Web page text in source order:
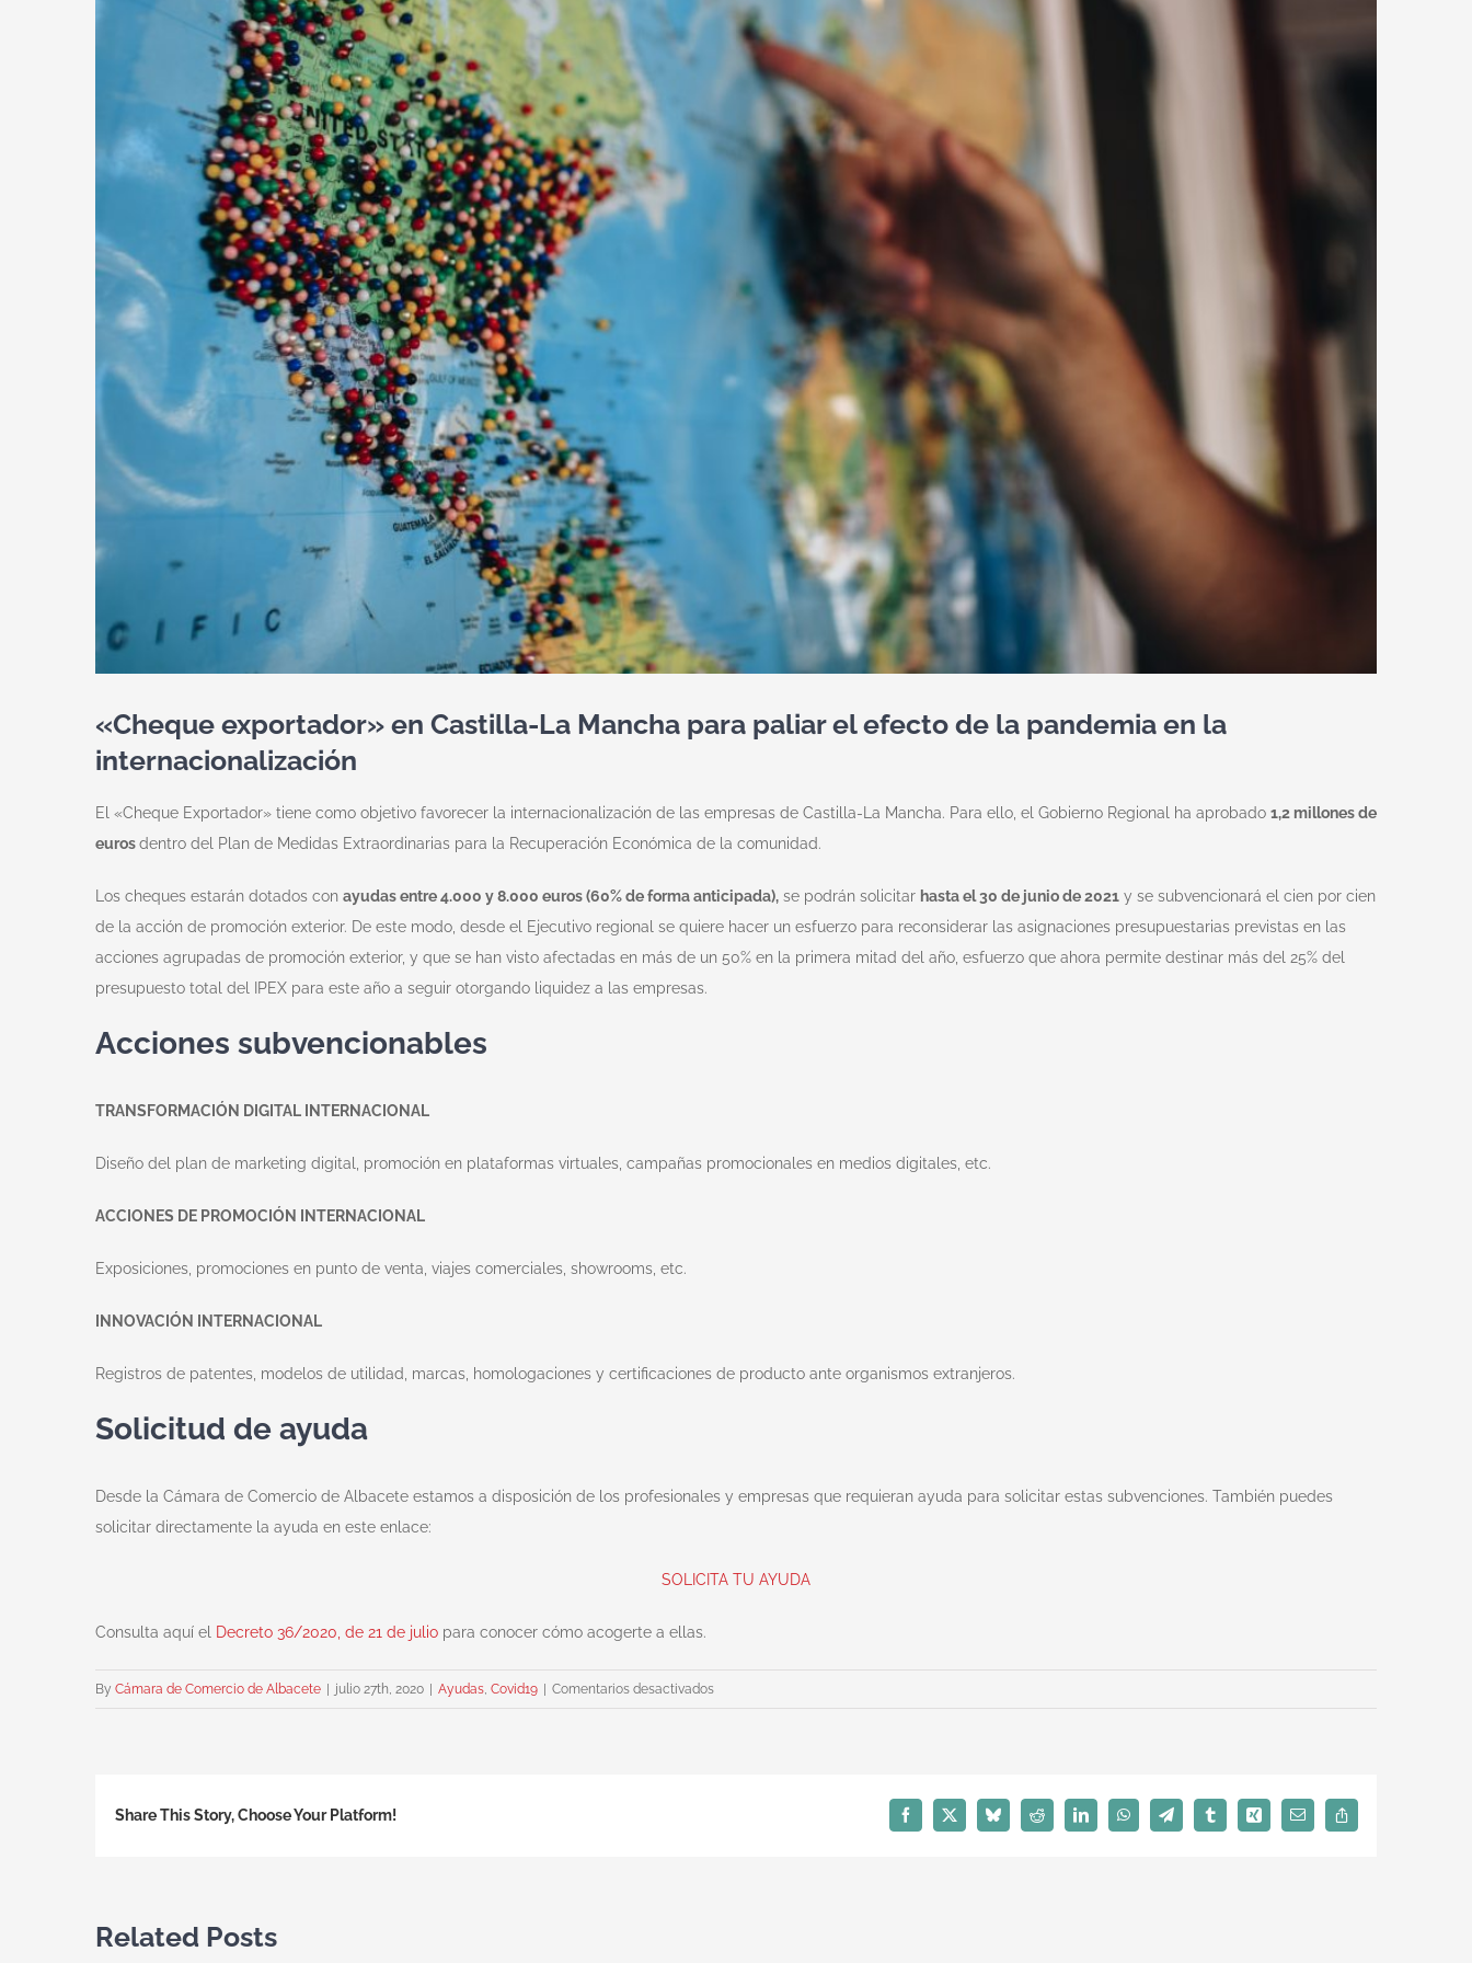
«Cheque exportador» en Castilla-La Mancha para paliar el efecto de la pandemia en la
internacionalización
El «Cheque Exportador» tiene como objetivo favorecer la internacionalización de las empresas de Castilla-La Mancha. Para ello, el Gobierno Regional ha aprobado 1,2 millones de
eurosdentro del Plan de Medidas Extraordinarias para la Recuperación Económica de la comunidad.
Los cheques estarán dotados con ayudas entre 4.000 y 8.000 euros (60% de forma anticipada), se podrán solicitar hasta el 30 de junio de 2021 y se subvencionará el cien por cien
de la acción de promoción exterior. De este modo, desde el Ejecutivo regional se quiere hacer un esfuerzo para reconsiderar las asignaciones presupuestarias previstas en las
acciones agrupadas de promoción exterior, y que se han visto afectadas en más de un 50% en la primera mitad del año, esfuerzo que ahora permite destinar más del 25% del
presupuesto total del IPEX para este año a seguir otorgando liquidez a las empresas.
Acciones subvencionables
TRANSFORMACIÓN DIGITAL INTERNACIONAL
Diseño del plan de marketing digital, promoción en plataformas virtuales, campañas promocionales en medios digitales, etc.
ACCIONES DE PROMOCIÓN INTERNACIONAL
Exposiciones, promociones en punto de venta, viajes comerciales, showrooms, etc.
INNOVACIÓN INTERNACIONAL
Registros de patentes, modelos de utilidad, marcas, homologaciones y certificaciones de producto ante organismos extranjeros.
Solicitud de ayuda
Desde la Cámara de Comercio de Albacete estamos a disposición de los profesionales y empresas que requieran ayuda para solicitar estas subvenciones. También puedes
solicitar directamente la ayuda en este enlace:
SOLICITA TU AYUDA
Consulta aquí el Decreto 36/2020, de 21 de julio para conocer cómo acogerte a ellas.
By Cámara de Comercio de Albacete | julio 27th, 2020 | Ayudas Covid19 | Comentarios desactivadosen
Share This Story, Choose Your Platform! Facebook
X BlueskyReddit LinkedInWhatsAppTelegramTumblrXing Email
Copy
Link
Related Posts